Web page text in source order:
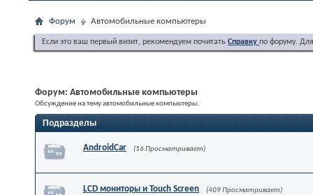
Форум Автомобильные компьютеры
Если это ваш первый визит, рекомендуем почитать Справку по форуму.
Форум: Автомобильные компьютеры
Обсуждение на тему автомобильные компьютеры.
Подразделы
AndroidCar (16 Просматривает)
LCD мониторы и Touch Screen
(409 Просматривает)